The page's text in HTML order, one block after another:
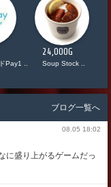
Pay1 ..
24,000G
Soup Stock ..
ブログ一覧へ
08.05 18:02
に盛り上がるゲームだっ